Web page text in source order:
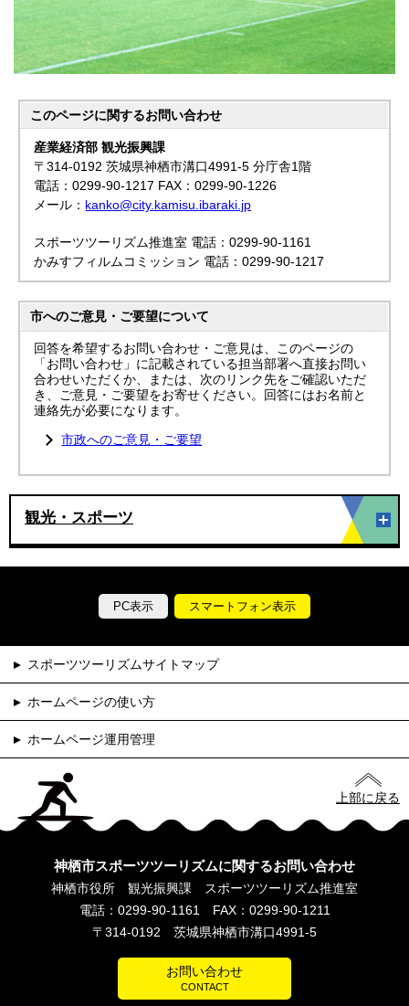
このページに関するお問い合わせ
産業経済部 観光振興課
〒314-0192 茨城県神栖市溝口4991-5 分庁舎1階
電話：0299-90-1217 FAX：0299-90-1226
メール： kanko@city.kamisu.ibaraki.jp
スポーツツーリズム推進室 電話：0299-90-1161
かみすフィルムコミッション 電話：0299-90-1217
市へのご意見・ご要望について
回答を希望するお問い合わせ・ご意見は、このページの
「お問い合わせ」に記載されている担当部署へ直接お問い
合わせいただくか、または、次のリンク先をご確認いただ
き、ご意見・ご要望をお寄せください。回答にはお名前と
連絡先が必要になります。
市政へのご意見・ご要望
観光・スポーツ
PC表示 スマートフォン表示
スポーツツーリズムサイトマップ
ホームページの使い方
ホームページ運用管理
上部に戻る
神栖市スポーツツーリズムに関するお問い合わせ
神栖市役所 観光振興課 スポーツツーリズム推進室
電話：0299-90-1161 FAX：0299-90-1211
〒314-0192 茨城県神栖市溝口4991-5
お問い合わせ
CONTACT